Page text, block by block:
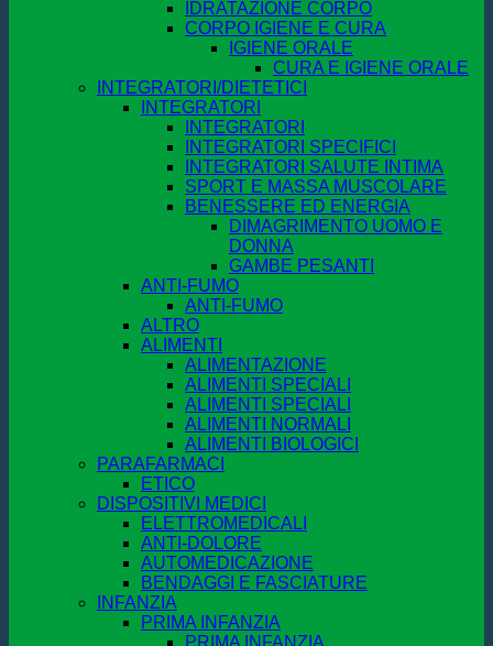
IDRATAZIONE CORPO
CORPO IGIENE E CURA
IGIENE ORALE
CURA E IGIENE ORALE
INTEGRATORI/DIETETICI
INTEGRATORI
INTEGRATORI
INTEGRATORI SPECIFICI
INTEGRATORI SALUTE INTIMA
SPORT E MASSA MUSCOLARE
BENESSERE ED ENERGIA
DIMAGRIMENTO UOMO E
DONNA
GAMBE PESANTI
ANTI-FUMO
ANTI-FUMO
ALTRO
ALIMENTI
ALIMENTAZIONE
ALIMENTI SPECIALI
ALIMENTI SPECIALI
ALIMENTI NORMALI
ALIMENTI BIOLOGICI
PARAFARMACI
ETICO
DISPOSITIVI MEDICI
ELETTROMEDICALI
ANTI-DOLORE
AUTOMEDICAZIONE
BENDAGGI E FASCIATURE
INFANZIA
PRIMA INFANZIA
PRIMA INFANZIA